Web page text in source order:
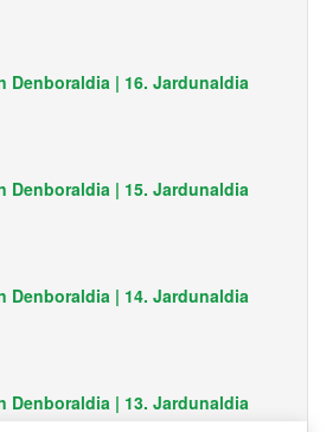
Denboraldia | 16. Jardunaldia
Denboraldia | 15. Jardunaldia
Denboraldia | 14. Jardunaldia
Denboraldia | 13. Jardunaldia